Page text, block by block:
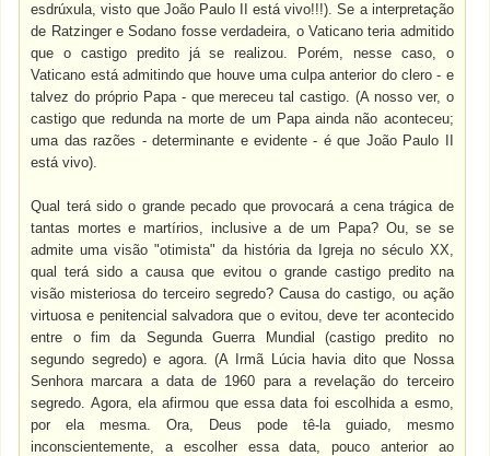
esdrúxula, visto que João Paulo II está vivo!!!). Se a interpretação
de Ratzinger e Sodano fosse verdadeira, o Vaticano teria admitido
que o castigo predito já se realizou. Porém, nesse caso, o
Vaticano está admitindo que houve uma culpa anterior do clero - e
talvez do próprio Papa - que mereceu tal castigo. (A nosso ver, o
castigo que redunda na morte de um Papa ainda não aconteceu;
uma das razões - determinante e evidente - é que João Paulo II
está vivo).
Qual terá sido o grande pecado que provocará a cena trágica de
tantas mortes e martírios, inclusive a de um Papa? Ou, se se
admite uma visão "otimista" da história da Igreja no século XX,
qual terá sido a causa que evitou o grande castigo predito na
visão misteriosa do terceiro segredo? Causa do castigo, ou ação
virtuosa e penitencial salvadora que o evitou, deve ter acontecido
entre o fim da Segunda Guerra Mundial (castigo predito no
segundo segredo) e agora. (A Irmã Lúcia havia dito que Nossa
Senhora marcara a data de 1960 para a revelação do terceiro
segredo. Agora, ela afirmou que essa data foi escolhida a esmo,
por ela mesma. Ora, Deus pode tê-la guiado, mesmo
inconscientemente, a escolher essa data, pouco anterior ao